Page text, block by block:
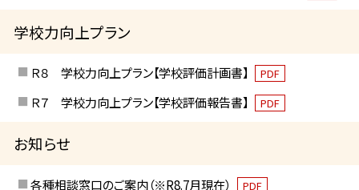
学校力向上プラン
Ｒ８ 学校力向上プラン【学校評価計画書】 PDF
Ｒ７ 学校力向上プラン【学校評価報告書】 PDF
お知らせ
各種相談窓口のご案内（※R8.7月現在） PDF